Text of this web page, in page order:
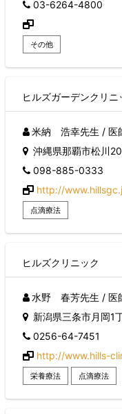
03-6264-4800
その他
ヒルズガーデンクリニ
米納 浩幸先生 / 医
沖縄県那覇市松川
098-885-0333
http://
点滴療法
ヒルズクリニック
水野 春芳先生 / 医
新潟県三条市月岡1
0256-64-7451
http://www.hills-
栄養療法 点滴療法